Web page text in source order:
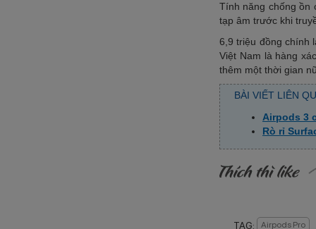
Tính năng chống ồn
tạp âm trước khi
6,9 triệu đồng chính
Việt Nam là hàng
thêm một thời gian
BÀI VIẾT LIÊN
Airpods 3
Rò rỉ
TAG: Airpods Pro